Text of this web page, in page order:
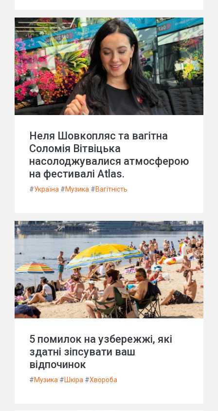
Неля Шовкопляс та вагітна
Соломія Вітвіцька
насолоджувалися атмосферою
на фестивалі Atlas.
#Україна #Музика #Вагітність
5 помилок на узбережжі, які
здатні зіпсувати ваш
відпочинок
#Музика #Шкіра #Хвороба